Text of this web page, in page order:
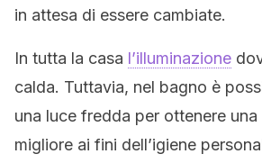
in attesa di essere cambiate.
In tutta la casa l’illuminazione
calda. Tuttavia, nel bagno è
una luce fredda per ottenere
migliore ai fini dell’igiene